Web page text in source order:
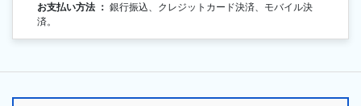
お支払い方法 ： 銀行振込、クレジットカード決済、モバイル決
済。